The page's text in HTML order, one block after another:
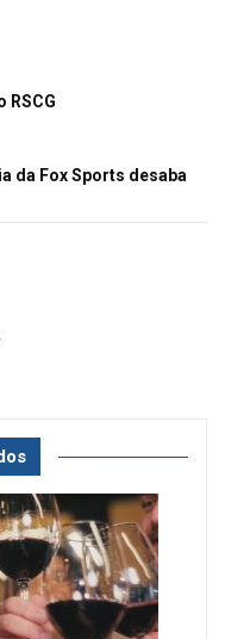
RSCG
da Fox Sports desaba